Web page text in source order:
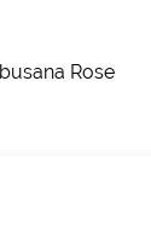
Rose